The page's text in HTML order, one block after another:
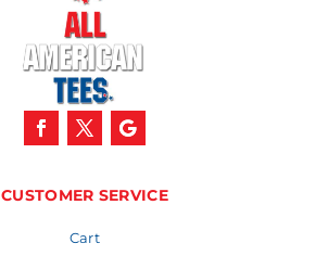
CUSTOMER SERVICE
Cart